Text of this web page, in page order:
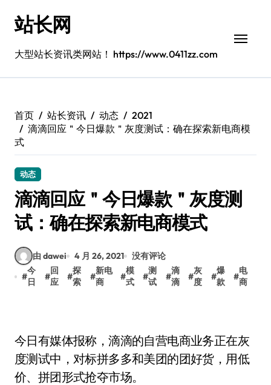
站长网
大型站长资讯类网站！ https://www.0411zz.com
首页 站长资讯 动态
2021
滴滴回应＂今日爆款＂灰度测试：确在探索新电商模
式
动态
滴滴回应＂今日爆款＂灰度测
试：确在探索新电商模式
由 dawei 4 月 26, 2021
没有评论
#
今
日
#
回
应
#
探
索
#
新电
商
#
模
式
#
测
试
#
滴
滴
#
灰
度
#
爆
款
#
电
商
今日有媒体报称，滴滴的自营电商业务正在灰
度测试中，对标拼多多和美团的团好货，用低
价、拼团形式抢夺市场。